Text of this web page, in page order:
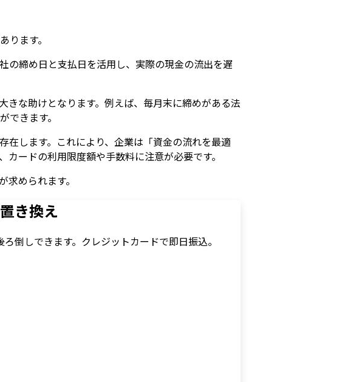
ます。
の締め日と支払日を活用し、実際の現金の流出を遅
きな助けとなります。例えば、毎月末に締めがある法
きます。
在します。これにより、企業は「資金の流れを最適
ードの利用限度額や手数料に注意が必要です。
められます。
き換え
倒しできます。 クレジットカードで即日振込。